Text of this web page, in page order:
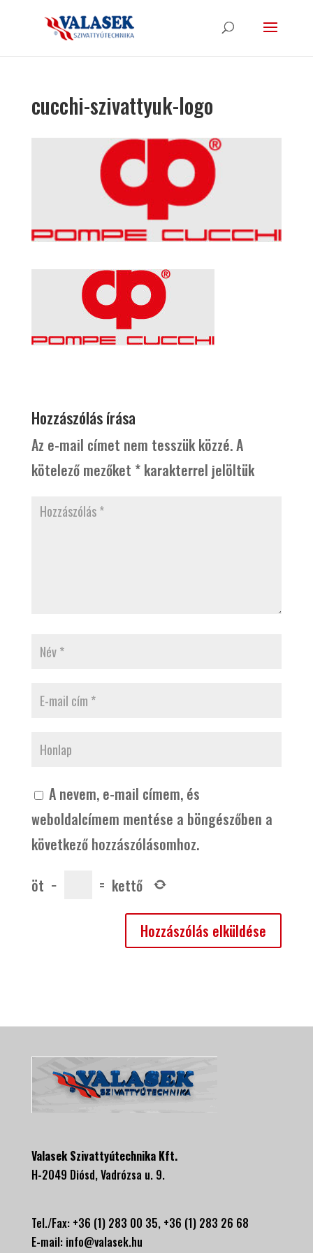
cucchi-szivattyuk-logo
Hozzászólás írása
Az e-mail címet nem tesszük közzé.A
kötelező mezőket *karakterrel jelöltük
A nevem, e-mail címem, és
weboldalcímem mentése a böngészőben a
következő hozzászólásomhoz.
öt − = kettő
Valasek Szivattyútechnika Kft.
H-2049 Diósd, Vadrózsa u. 9.
Tel./Fax: +36 (1) 283 00 35, +36 (1) 283 26 68
E-mail: info@valasek.hu